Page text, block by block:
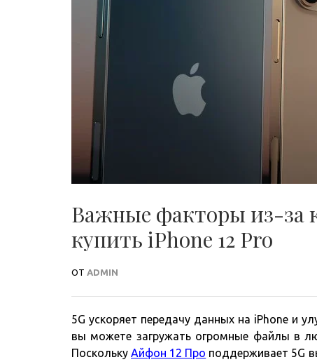
Важные факторы из-за
купить iPhone 12 Pro
ОТ ADMIN
5G ускоряет передачу данных на iPhone и
вы можете загружать огромные файлы в
ПосколькуАйфон 12 Про поддерживает 5G